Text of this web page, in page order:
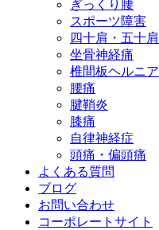
ぎっくり腰
スポーツ障害
四十肩・五十肩
坐骨神経痛
椎間板ヘルニア
腰痛
腱鞘炎
膝痛
自律神経症
頭痛・偏頭痛
よくある質問
ブログ
お問い合わせ
コーポレートサイト